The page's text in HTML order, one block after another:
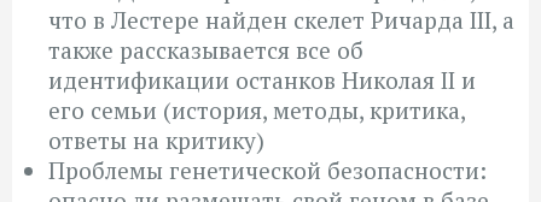
что в Лестере найден скелет Ричарда III, а
также рассказывается все об
идентификации останков Николая II и
его семьи (история, методы, критика,
ответы на критику)
Проблемы генетической безопасности: